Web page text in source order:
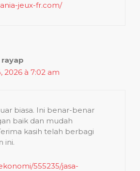
jeux-fr.com/
2026 à 7:02 am
biasa. Ini benar-benar
baik dan mudah
kasih telah berbagi
ini.
555235/jasa-